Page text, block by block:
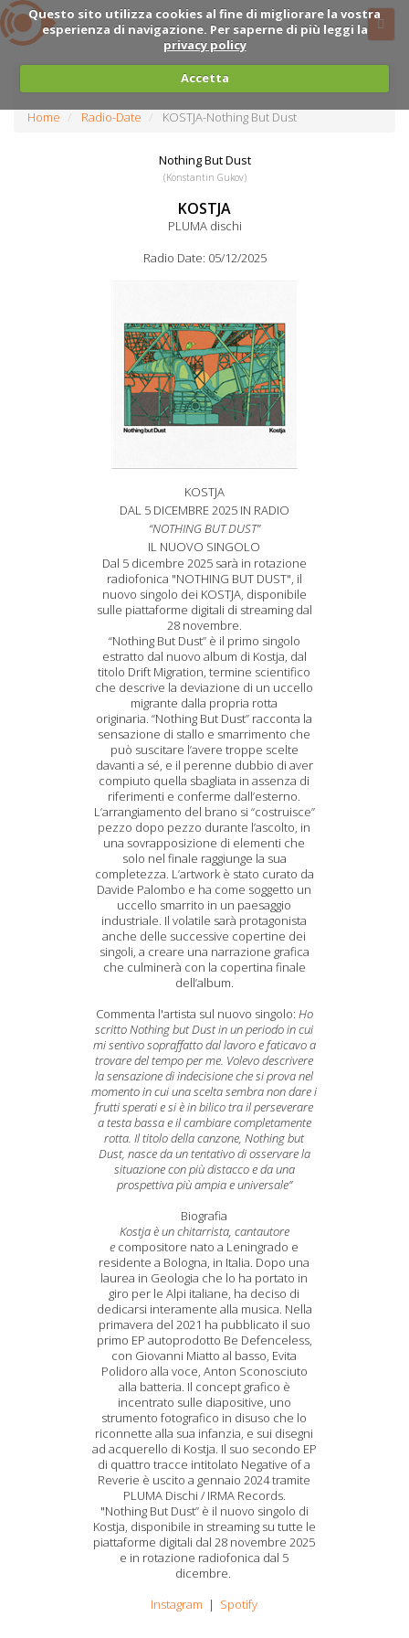
Questo sito utilizza cookies al fine di migliorare la vostra
esperienza di navigazione. Per saperne di più leggi la
privacy policy
Accetta
Home Radio-Date KOSTJA-Nothing But Dust
Nothing But Dust
(Konstantin Gukov)
KOSTJA
PLUMA dischi
Radio Date: 05/12/2025
KOSTJA
DAL 5 DICEMBRE 2025 IN RADIO
“NOTHING BUT DUST”
IL NUOVO SINGOLO
Dal 5 dicembre 2025 sarà in rotazione
radiofonica "NOTHING BUT DUST", il
nuovo singolo dei KOSTJA, disponibile
sulle piattaforme digitali di streaming dal
28 novembre.
“Nothing But Dust” è il primo singolo
estratto dal nuovo album di Kostja, dal
titolo Drift Migration, termine scientifico
che descrive la deviazione di un uccello
migrante dalla propria rotta
originaria. “Nothing But Dust” racconta la
sensazione di stallo e smarrimento che
può suscitare l’avere troppe scelte
davanti a sé, e il perenne dubbio di aver
compiuto quella sbagliata in assenza di
riferimenti e conferme dall’esterno.
L’arrangiamento del brano si “costruisce”
pezzo dopo pezzo durante l’ascolto, in
una sovrapposizione di elementi che
solo nel finale raggiunge la sua
completezza. L’artwork è stato curato da
Davide Palombo e ha come soggetto un
uccello smarrito in un paesaggio
industriale. Il volatile sarà protagonista
anche delle successive copertine dei
singoli, a creare una narrazione grafica
che culminerà con la copertina finale
dell’album.
Commenta l'artista sul nuovo singolo: Ho
scritto Nothing but Dust in un periodo in cui
mi sentivo sopraffatto dal lavoro e faticavo a
trovare del tempo per me. Volevo descrivere
la sensazione di indecisione che si prova nel
momento in cui una scelta sembra non dare i
frutti sperati e si è in bilico tra il perseverare
a testa bassa e il cambiare completamente
rotta. Il titolo della canzone, Nothing but
Dust, nasce da un tentativo di osservare la
situazione con più distacco e da una
prospettiva più ampia e universale”
Biografia
Kostja è un chitarrista, cantautore
e compositore nato a Leningrado e
residente a Bologna, in Italia. Dopo una
laurea in Geologia che lo ha portato in
giro per le Alpi italiane, ha deciso di
dedicarsi interamente alla musica. Nella
primavera del 2021 ha pubblicato il suo
primo EP autoprodotto Be Defenceless,
con Giovanni Miatto al basso, Evita
Polidoro alla voce, Anton Sconosciuto
alla batteria. Il concept grafico è
incentrato sulle diapositive, uno
strumento fotografico in disuso che lo
riconnette alla sua infanzia, e sui disegni
ad acquerello di Kostja. Il suo secondo EP
di quattro tracce intitolato Negative of a
Reverie è uscito a gennaio 2024 tramite
PLUMA Dischi / IRMA Records.
"Nothing But Dust” è il nuovo singolo di
Kostja, disponibile in streaming su tutte le
piattaforme digitali dal 28 novembre 2025
e in rotazione radiofonica dal 5
dicembre.
Instagram | Spotify